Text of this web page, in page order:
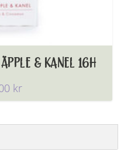
ÄPPLE & KANEL 16H
kr